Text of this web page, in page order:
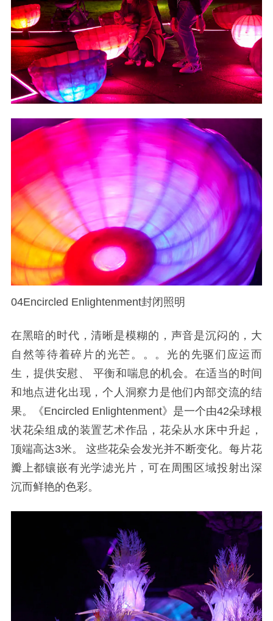
04Encircled Enlightenment封闭照明
在黑暗的时代，清晰是模糊的，声音是沉闷的，大
自然等待着碎片的光芒。。。光的先驱们应运而
生，提供安慰、 平衡和喘息的机会。在适当的时间
和地点进化出现，个人洞察力是他们内部交流的结
果。《Encircled Enlightenment》是一个由42朵球根
状花朵组成的装置艺术作品，花朵从水床中升起，
顶端高达3米。 这些花朵会发光并不断变化。每片花
瓣上都镶嵌有光学滤光片，可在周围区域投射出深
沉而鲜艳的色彩。